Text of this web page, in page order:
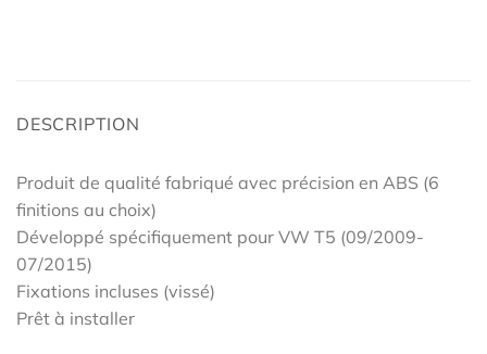
DESCRIPTION
Produit de qualité fabriqué avec précision en ABS (6
finitions au choix)
Développé spécifiquement pour VW T5 (09/2009-
07/2015)
Fixations incluses (vissé)
Prêt à installer